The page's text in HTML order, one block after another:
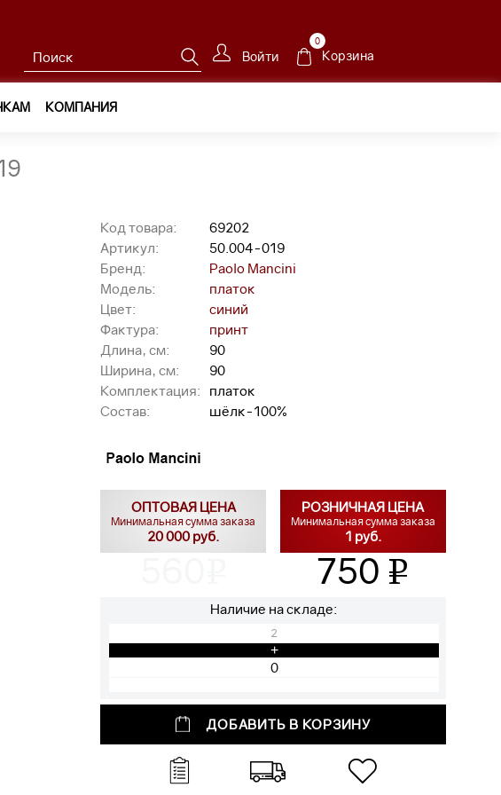
Войти
0
Корзина
КОМПАНИЯ
Код товара:
69202
Артикул:
50.004-019
Бренд:
Paolo Mancini
Модель:
платок
Цвет:
синий
Фактура:
принт
Длина, см:
90
Ширина, см:
90
Комплектация:
платок
Состав:
шёлк-100%
ОПТОВАЯ ЦЕНА
Минимальная сумма заказа
20 000 руб.
РОЗНИЧНАЯ ЦЕНА
Минимальная сумма заказа
1 руб.
750 v
Наличие на складе:
2
+
ДОБАВИТЬ В КОРЗИНУ